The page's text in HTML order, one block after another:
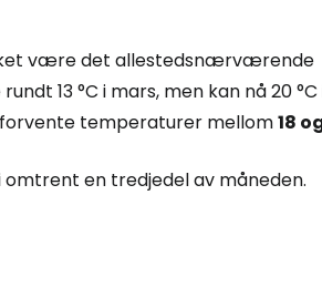
være det allestedsnærværende
13 °C i mars, men kan nå 20
forvente temperaturer mellom18
en tredjedel av måneden.